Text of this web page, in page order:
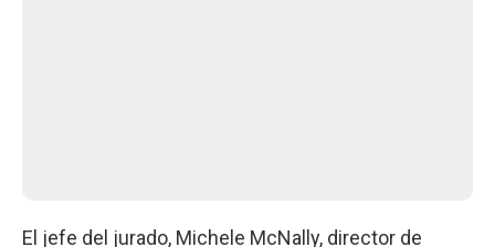
El jefe del jurado, Michele McNally, director de